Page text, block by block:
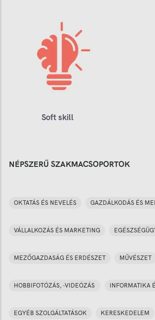
Soft skill
NÉPSZERŰ SZAKMACSOPORTOK
OKTATÁS ÉS NEVELÉS GAZDÁLKODÁS ÉS
VÁLLALKOZÁS ÉS MARKETING
MEZŐGAZDASÁG ÉS ERDÉSZET MŰVÉSZET
HOBBIFOTÓZÁS, -VIDEÓZÁS INFORMATIKA
EGYÉB SZOLGÁLTATÁSOK KERESKEDELEM